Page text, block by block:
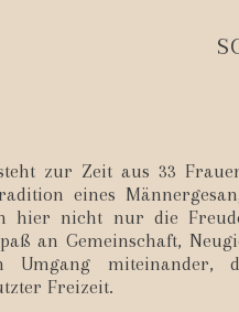
zur Zeit aus 33
eines
hier nicht nur die
an Gemeinschaft,
Umgang miteinander,
Freizeit.